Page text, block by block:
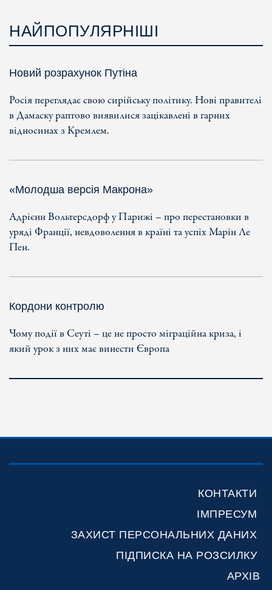
НАЙПОПУЛЯРНІШІ
Новий розрахунок Путіна
Росія переглядає свою сирійську політику. Нові правителі
в Дамаску раптово виявилися зацікавлені в гарних
відносинах з Кремлем.
«Молодша версія Макрона»
Адрієнн Вольтерсдорф у Парижі – про перестановки в
уряді Франції, невдоволення в країні та успіх Марін Ле
Пен.
Кордони контролю
Чому події в Сеуті – це не просто міграційна криза, і
який урок з них має винести Європа
КОНТАКТИ
ІМПРЕСУМ
ЗАХИСТ ПЕРСОНАЛЬНИХ ДАНИХ
ПІДПИСКА НА РОЗСИЛКУ
АРХІВ